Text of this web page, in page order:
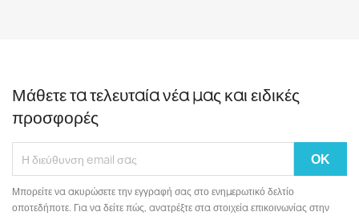
Μάθετε τα τελευταία νέα μας και ειδικές
προσφορές
Μπορείτε να ακυρώσετε την εγγραφή σας στο ενημερωτικό δελτίο
οποτεδήποτε. Για να δείτε πώς, ανατρέξτε στα στοιχεία επικοινωνίας στην